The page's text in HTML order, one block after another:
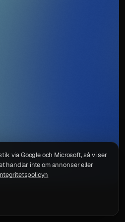
via Google och Microsoft, så vi ser
handlar inte om annonser eller